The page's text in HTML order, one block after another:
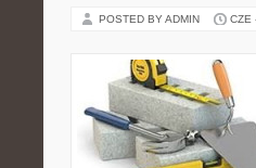
POSTED BY ADMIN CZE